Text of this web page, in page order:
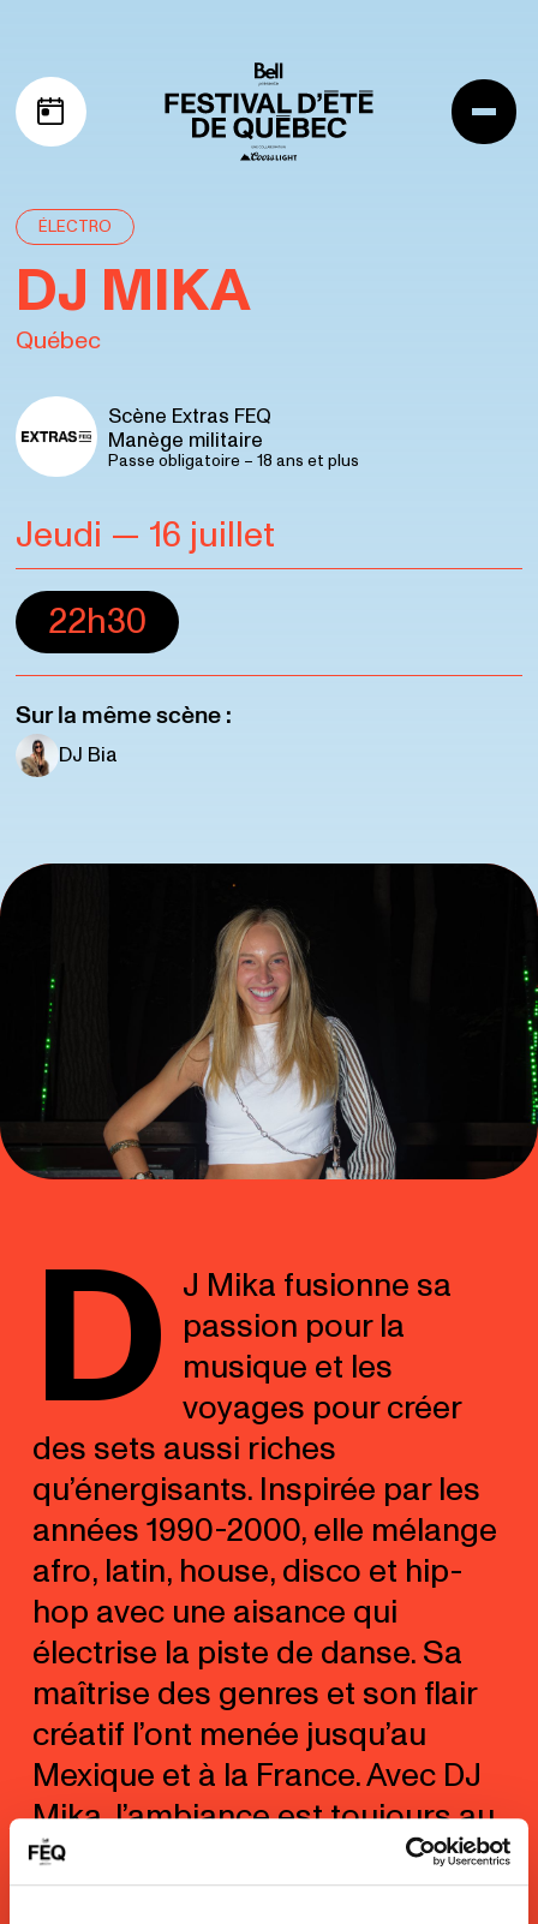
Mon horaire
ÉLECTRO
DJ MIKA
Québec
Scène Extras FEQ
Manège militaire
Passe obligatoire – 18 ans et plus
Jeudi — 16 juillet
22h30
Sur la même scène :
DJ Bia
D J Mika fusionne sa
passion pour la
musique et les
voyages pour créer
des sets aussi riches
qu’énergisants. Inspirée par les
années 1990-2000, elle mélange
afro, latin, house, disco et hip-
hop avec une aisance qui
électrise la piste de danse. Sa
maîtrise des genres et son flair
créatif l’ont menée jusqu’au
Mexique et à la France. Avec DJ
Mika, l’ambiance est toujours au
rendez-vous — impossible de
rester en place.